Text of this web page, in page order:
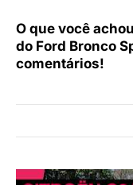
O que você
do Ford Bronco
comentários!